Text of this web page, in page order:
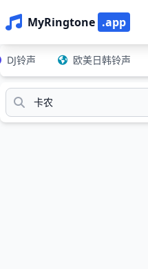
MyRingtone .app
DJ铃声 欧美日韩铃声